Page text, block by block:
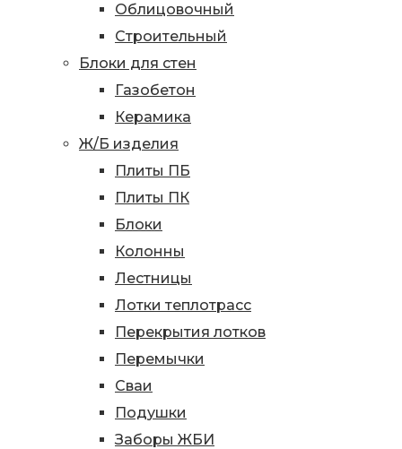
Облицовочный
Строительный
Блоки для стен
Газобетон
Керамика
Ж/Б изделия
Плиты ПБ
Плиты ПК
Блоки
Колонны
Лестницы
Лотки теплотрасс
Перекрытия лотков
Перемычки
Сваи
Подушки
Заборы ЖБИ